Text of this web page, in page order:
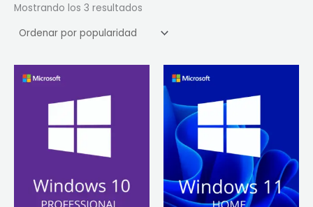
Mostrando los 3 resultados